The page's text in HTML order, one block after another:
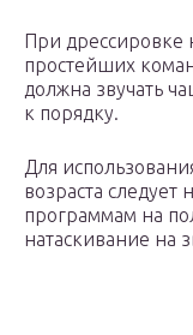
При дрессировке
простейших
должна звучать
к порядку.
Для
возраста следует
программам на
натаскивание на